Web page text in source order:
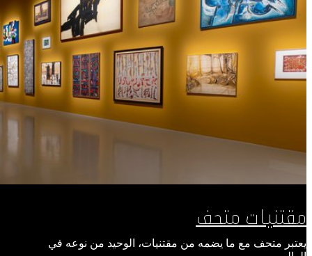
مقتنيات متحف
يعتبر متحف مع ما يضمه من مقتنيات، الوحيد من نوعه في